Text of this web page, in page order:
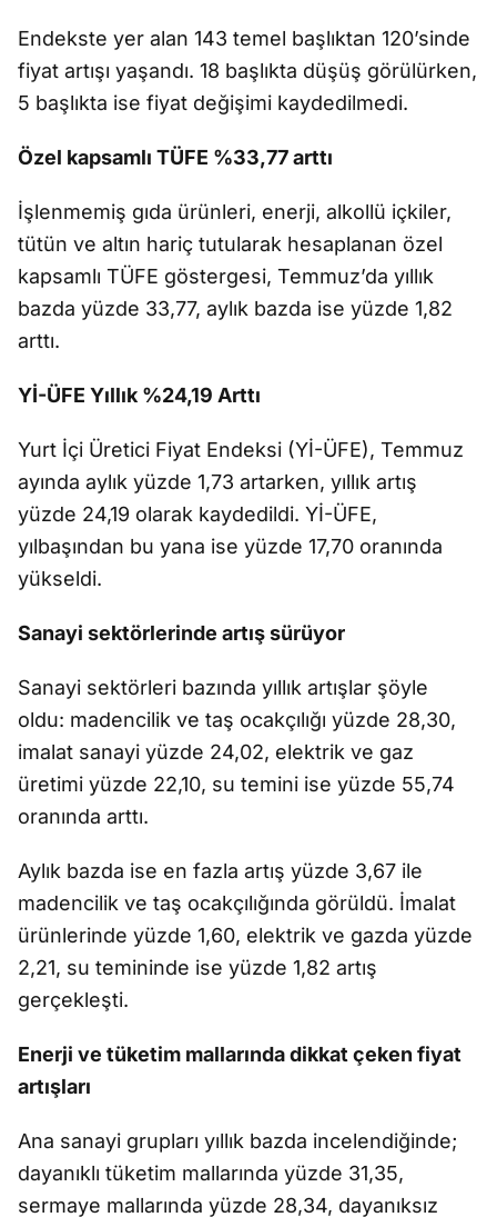
Endekste yer alan 143 temel başlıktan 120’sinde
fiyat artışı yaşandı. 18 başlıkta düşüş görülürken,
5 başlıkta ise fiyat değişimi kaydedilmedi.
Özel kapsamlı TÜFE %33,77 arttı
İşlenmemiş gıda ürünleri, enerji, alkollü içkiler,
tütün ve altın hariç tutularak hesaplanan özel
kapsamlı TÜFE göstergesi, Temmuz’da yıllık
bazda yüzde 33,77, aylık bazda ise yüzde 1,82
arttı.
Yİ-ÜFE Yıllık %24,19 Arttı
Yurt İçi Üretici Fiyat Endeksi (Yİ-ÜFE), Temmuz
ayında aylık yüzde 1,73 artarken, yıllık artış
yüzde 24,19 olarak kaydedildi. Yİ-ÜFE,
yılbaşından bu yana ise yüzde 17,70 oranında
yükseldi.
Sanayi sektörlerinde artış sürüyor
Sanayi sektörleri bazında yıllık artışlar şöyle
oldu: madencilik ve taş ocakçılığı yüzde 28,30,
imalat sanayi yüzde 24,02, elektrik ve gaz
üretimi yüzde 22,10, su temini ise yüzde 55,74
oranında arttı.
Aylık bazda ise en fazla artış yüzde 3,67 ile
madencilik ve taş ocakçılığında görüldü. İmalat
ürünlerinde yüzde 1,60, elektrik ve gazda yüzde
2,21, su temininde ise yüzde 1,82 artış
gerçekleşti.
Enerji ve tüketim mallarında dikkat çeken fiyat
artışları
Ana sanayi grupları yıllık bazda incelendiğinde;
dayanıklı tüketim mallarında yüzde 31,35,
sermaye mallarında yüzde 28,34, dayanıksız